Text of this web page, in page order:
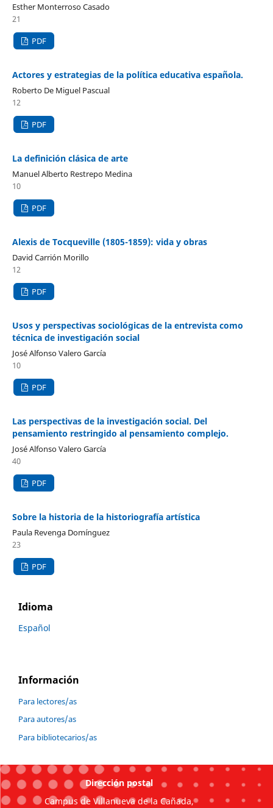
Esther Monterroso Casado
21
PDF
Actores y estrategias de la política educativa española.
Roberto De Miguel Pascual
12
PDF
La definición clásica de arte
Manuel Alberto Restrepo Medina
10
PDF
Alexis de Tocqueville (1805-1859): vida y obras
David Carrión Morillo
12
PDF
Usos y perspectivas sociológicas de la entrevista como
técnica de investigación social
José Alfonso Valero García
10
PDF
Las perspectivas de la investigación social. Del
pensamiento restringido al pensamiento complejo.
José Alfonso Valero García
40
PDF
Sobre la historia de la historiografía artística
Paula Revenga Domínguez
23
PDF
Idioma
Español
Información
Para lectores/as
Para autores/as
Para bibliotecarios/as
Dirección postal
Campus de Villanueva de la Cañada,